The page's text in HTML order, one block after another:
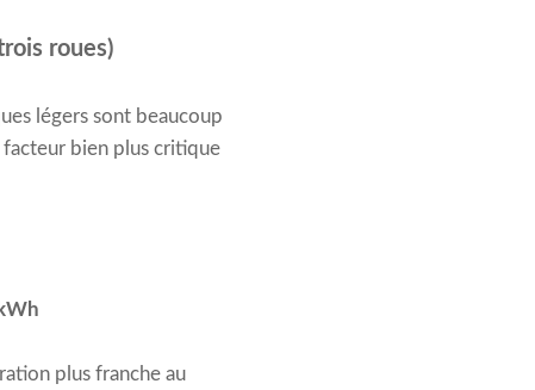
roues)
légers sont beaucoup
bien plus critique
plus franche au